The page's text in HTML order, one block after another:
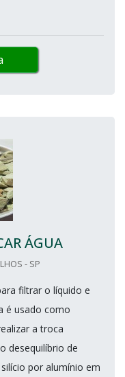
ÁGUA
- SP
filtrar o líquido e
é usado como
a troca
desequilíbrio de
por alumínio em